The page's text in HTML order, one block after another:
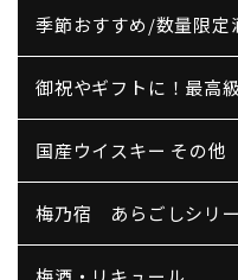
季節おすすめ/数量限定
御祝やギフトに！最高
国産ウイスキー その他
梅乃宿 あらごしシリ